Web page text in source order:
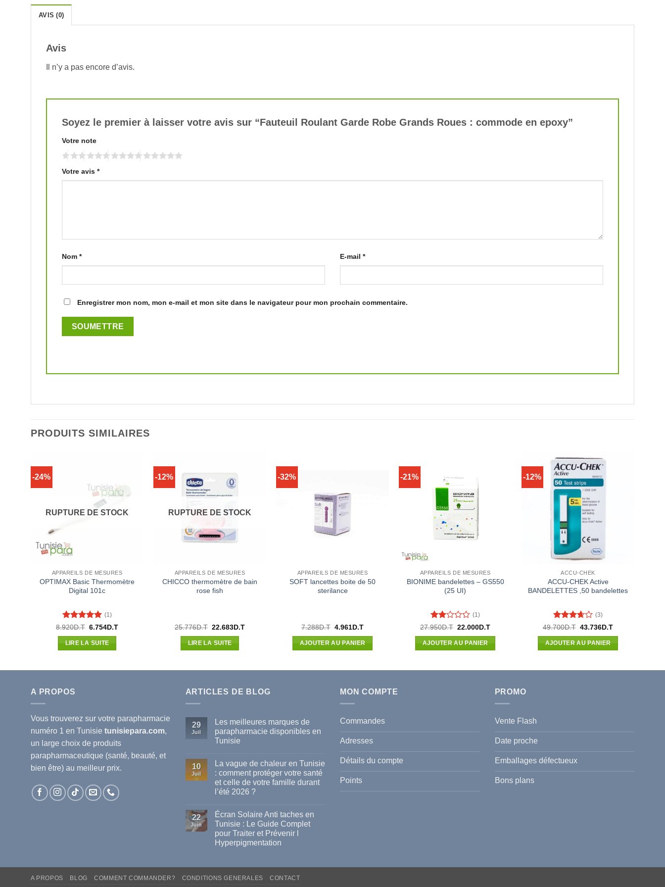
AVIS (0)
Avis
Il n’y a pas encore d’avis.
Soyez le premier à laisser votre avis sur “Fauteuil Roulant Garde Robe Grands Roues : commode en epoxy”
Votre note
Votre avis *
Nom * E-mail *
Enregistrer mon nom, mon e-mail et mon site dans le navigateur pour mon prochain commentaire.
PRODUITS SIMILAIRES
-24%
RUPTURE DE STOCK
APPAREILS DE MESURES
OPTIMAX Basic Thermomètre
Digital 101c
Note5 sur
(1)
8.920D.T Le
initial
était :
6.754D.TLe
LIRE LA SUITE
-12%
RUPTURE DE STOCK
APPAREILS DE MESURES
CHICCO thermomètre de bain
rose fish
25.776D.T Le
initial
était :
22.683D.TLe
LIRE LA SUITE
-32%
APPAREILS DE MESURES
SOFT lancettes boite de 50
sterilance
7.288D.T Le
initial
était :
4.961D.TLe
actuel
est :
AJOUTER AU PANIER
-21%
APPAREILS DE MESURES
BIONIME bandelettes – GS550
(25 UI)
Note
sur
5
(1)
27.950D.T Le
initial
était :
22.000D.TLe
AJOUTER AU PANIER
-12%
ACCU-CHEK
ACCU-CHEK Active
BANDELETTES ,50 bandelettes
Note
5
(3)
49.700D.T Le
initial
était :
43.736D.TLe
AJOUTER AU PANIER
A PROPOS
Vous trouverez sur votre parapharmacie
numéro 1 en Tunisie tunisiepara.com,
un large choix de produits
parapharmaceutique (santé, beauté, et
bien être) au meilleur prix.
ARTICLES DE BLOG
29
Juil
Les meilleures marques de
parapharmacie disponibles en
Tunisie
sur
meilleures
marques
de
parapharmacie
Tunisie
10
Juil
La vague de chaleur en Tunisie
: comment protéger votre santé
et celle de votre famille durant
l’été 2026 ?
sur
La
vague
de
chaleur
en
votre
22
Juin
Écran Solaire Anti taches en
Tunisie : Le Guide Complet
pour Traiter et Prévenir l
Hyperpigmentation
Solaire
MON COMPTE
Commandes
Adresses
Détails du compte
Points
PROMO
Vente Flash
Date proche
Emballages défectueux
Bons plans
A PROPOS BLOG COMMENT COMMANDER? CONDITIONS GENERALES CONTACT